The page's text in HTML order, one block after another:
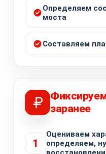
Определяем
моста
Составляем
заранее
1
Оцениваем
определяем,